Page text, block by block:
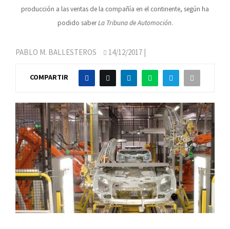
producción a las ventas de la compañía en el continente, según ha
podido saberLa Tribuna de Automoción.
PABLO M. BALLESTEROS 14/12/2017 |
COMPARTIR